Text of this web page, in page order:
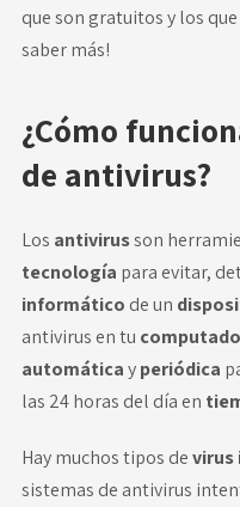
que son gratuitos y los
saber más!
¿Cómo
de antivirus?
Los antivirusson
tecnología para evitar,
informático de un
antivirus en tu
automáticayperiódica
las 24 horas del día en
Hay muchos tipos de
sistemas de antivirus